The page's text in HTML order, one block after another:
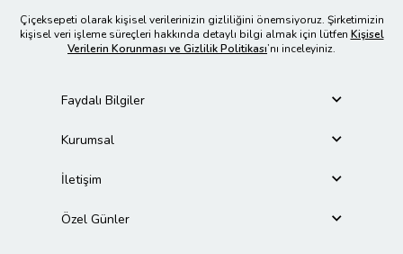
Çiçeksepeti olarak kişisel verilerinizin gizliliğini önemsiyoruz. Şirketimizin
kişisel veri işleme süreçleri hakkında detaylı bilgi almak için lütfen Kişisel
Verilerin Korunması ve Gizlilik Politikası’nı inceleyiniz.
Faydalı Bilgiler
Kurumsal
İletişim
Özel Günler